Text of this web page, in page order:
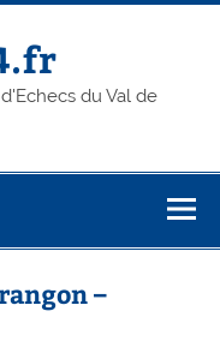
du Val de
–